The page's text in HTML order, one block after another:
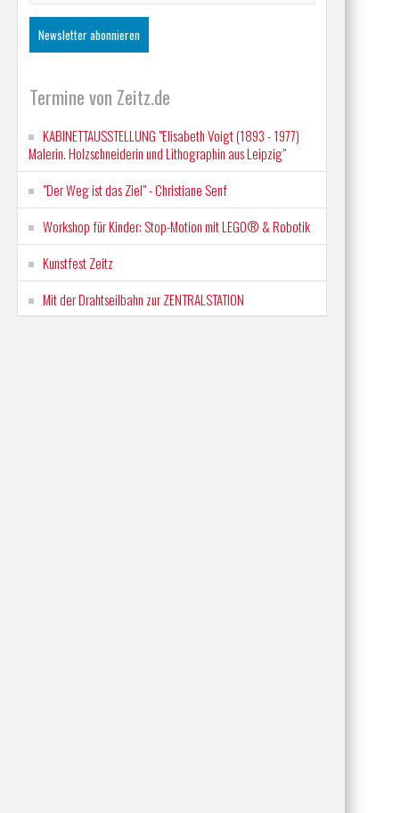
Termine von Zeitz.de
KABINETTAUSSTELLUNG "Elisabeth Voigt (1893 - 1977)
Malerin. Holzschneiderin und Lithographin aus Leipzig"
"Der Weg ist das Ziel" - Christiane Senf
Workshop für Kinder: Stop-Motion mit LEGO® & Robotik
Kunstfest Zeitz
Mit der Drahtseilbahn zur ZENTRALSTATION